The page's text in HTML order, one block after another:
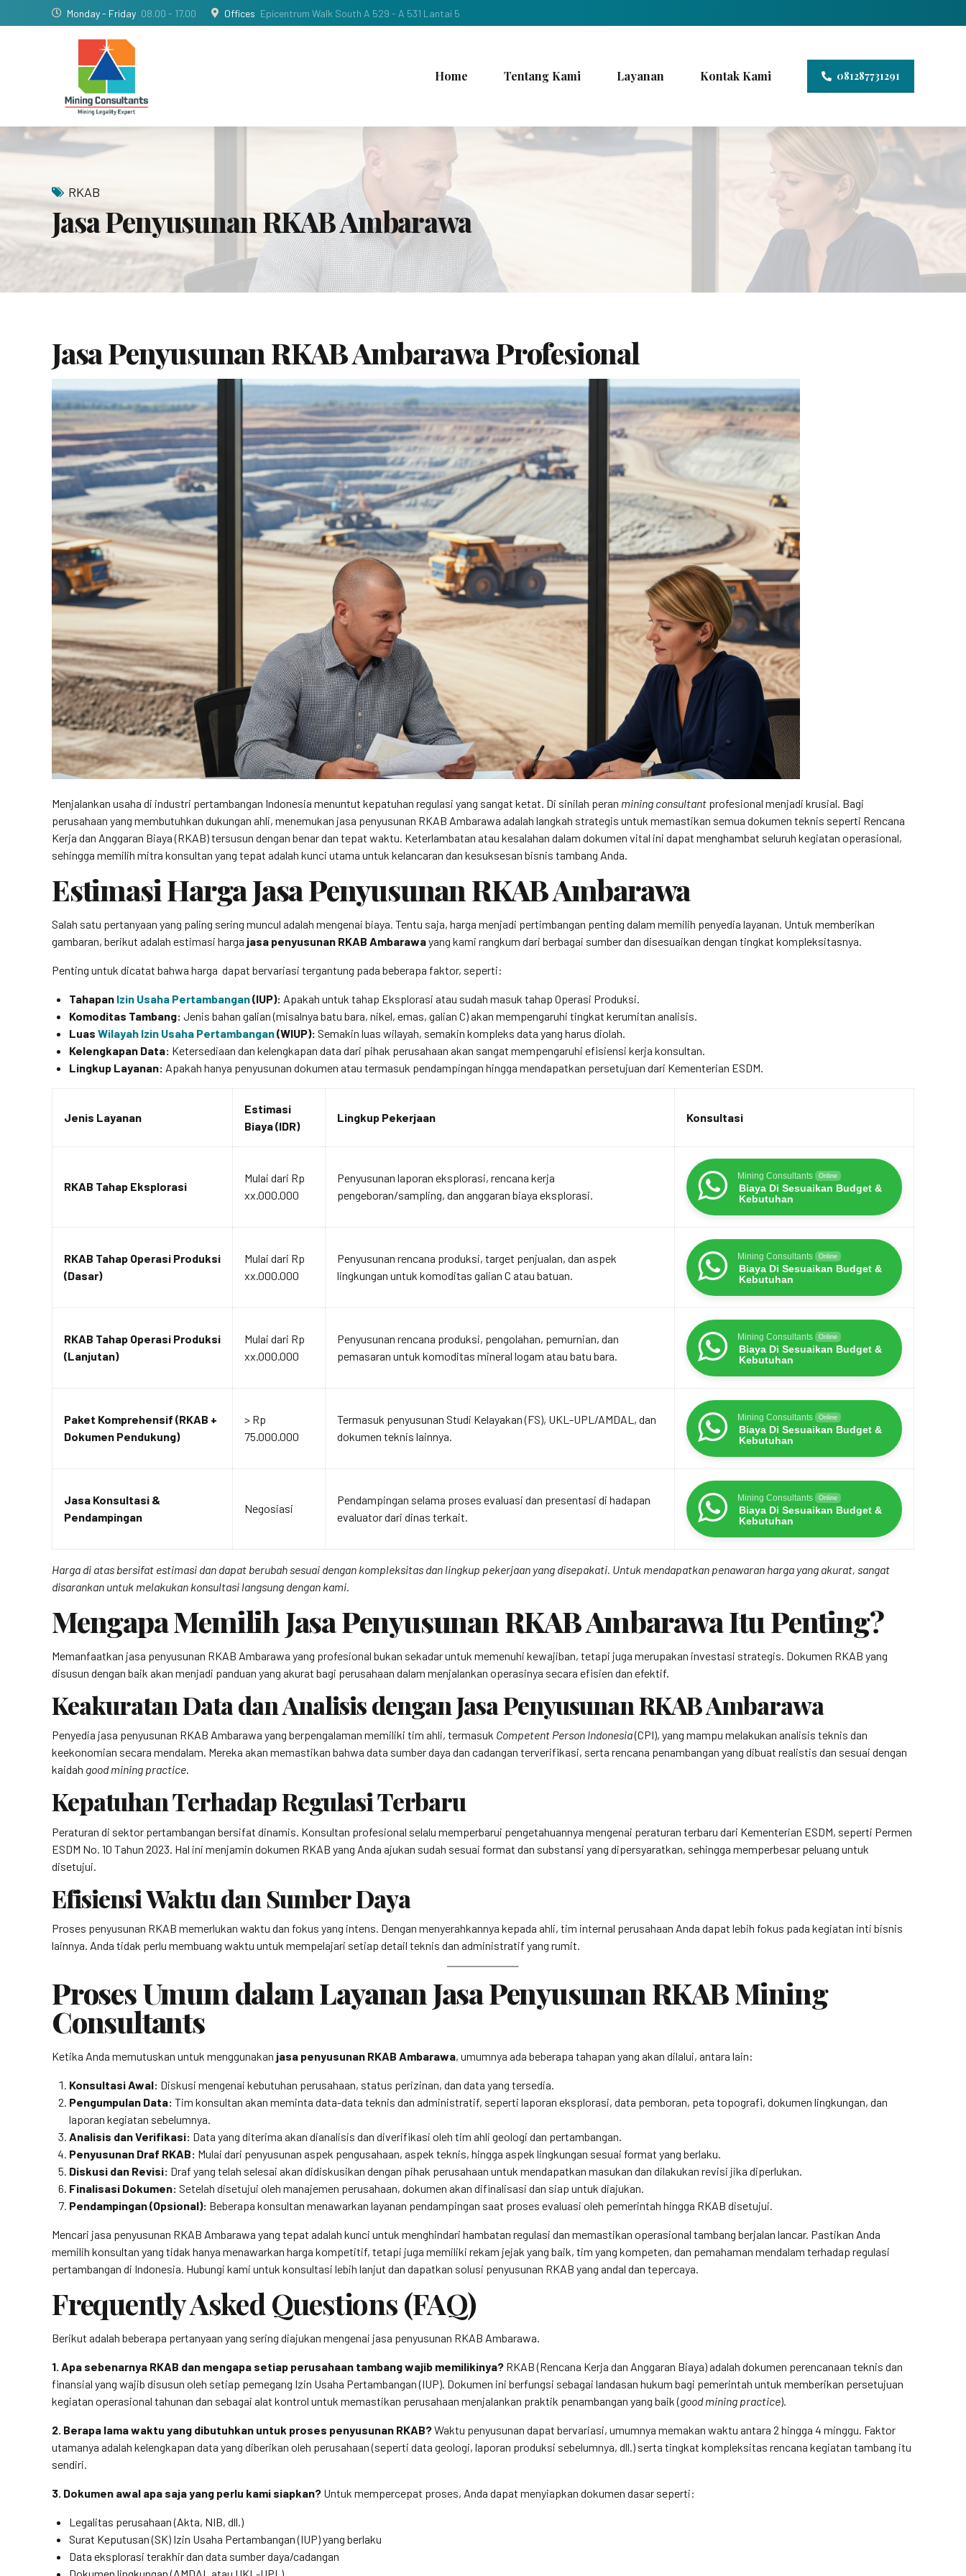
Monday - Friday 08.00 - 17.00 Offices Epicentrum Walk South A 529 - A 531 Lantai 5
081287731291
Home Tentang Kami Layanan Kontak Kami
RKAB
Jasa Penyusunan RKAB Ambarawa
Jasa Penyusunan RKAB Ambarawa Profesional
Menjalankan usaha di industri pertambangan Indonesia menuntut kepatuhan regulasi yang sangat ketat. Di sinilah peran mining consultant profesional menjadi krusial. Bagi
perusahaan yang membutuhkan dukungan ahli, menemukan jasa penyusunan RKAB Ambarawa adalah langkah strategis untuk memastikan semua dokumen teknis seperti Rencana
Kerja dan Anggaran Biaya (RKAB) tersusun dengan benar dan tepat waktu. Keterlambatan atau kesalahan dalam dokumen vital ini dapat menghambat seluruh kegiatan operasional,
sehingga memilih mitra konsultan yang tepat adalah kunci utama untuk kelancaran dan kesuksesan bisnis tambang Anda.
Estimasi Harga Jasa Penyusunan RKAB Ambarawa
Salah satu pertanyaan yang paling sering muncul adalah mengenai biaya. Tentu saja, harga menjadi pertimbangan penting dalam memilih penyedia layanan. Untuk memberikan
gambaran, berikut adalah estimasi harga jasa penyusunan RKAB Ambarawayang kami rangkum dari berbagai sumber dan disesuaikan dengan tingkat kompleksitasnya.
Penting untuk dicatat bahwa harga dapat bervariasi tergantung pada beberapa faktor, seperti:
Tahapan Izin Usaha Pertambangan(IUP): Apakah untuk tahap Eksplorasi atau sudah masuk tahap Operasi Produksi.
Komoditas Tambang: Jenis bahan galian (misalnya batu bara, nikel, emas, galian C) akan mempengaruhi tingkat kerumitan analisis.
Luas Wilayah Izin Usaha Pertambangan(WIUP): Semakin luas wilayah, semakin kompleks data yang harus diolah.
Kelengkapan Data: Ketersediaan dan kelengkapan data dari pihak perusahaan akan sangat mempengaruhi efisiensi kerja konsultan.
Lingkup Layanan: Apakah hanya penyusunan dokumen atau termasuk pendampingan hingga mendapatkan persetujuan dari Kementerian ESDM.
Jenis Layanan
Estimasi
Biaya (IDR)
Lingkup Pekerjaan Konsultasi
RKAB Tahap Eksplorasi
Mulai dari Rp
xx.000.000
Penyusunan laporan eksplorasi, rencana kerja
pengeboran/sampling, dan anggaran biaya eksplorasi.
Mining Consultants Online
Biaya Di Sesuaikan Budget &
Kebutuhan
RKAB Tahap Operasi Produksi
(Dasar)
Mulai dari Rp
xx.000.000
Penyusunan rencana produksi, target penjualan, dan aspek
lingkungan untuk komoditas galian C atau batuan.
Mining Consultants Online
Biaya Di Sesuaikan Budget &
Kebutuhan
RKAB Tahap Operasi Produksi
(Lanjutan)
Mulai dari Rp
xx.000.000
Penyusunan rencana produksi, pengolahan, pemurnian, dan
pemasaran untuk komoditas mineral logam atau batu bara.
Mining Consultants Online
Biaya Di Sesuaikan Budget &
Kebutuhan
Paket Komprehensif (RKAB +
Dokumen Pendukung)
> Rp
75.000.000
Termasuk penyusunan Studi Kelayakan (FS), UKL-UPL/AMDAL, dan
dokumen teknis lainnya.
Mining Consultants Online
Biaya Di Sesuaikan Budget &
Kebutuhan
Jasa Konsultasi &
Pendampingan
Negosiasi
Pendampingan selama proses evaluasi dan presentasi di hadapan
evaluator dari dinas terkait.
Mining Consultants Online
Biaya Di Sesuaikan Budget &
Kebutuhan
Harga di atas bersifat estimasi dan dapat berubah sesuai dengan kompleksitas dan lingkup pekerjaan yang disepakati. Untuk mendapatkan penawaran harga yang akurat, sangat
disarankan untuk melakukan konsultasi langsung dengan kami.
Mengapa Memilih Jasa Penyusunan RKAB Ambarawa Itu Penting?
Memanfaatkan jasa penyusunan RKAB Ambarawa yang profesional bukan sekadar untuk memenuhi kewajiban, tetapi juga merupakan investasi strategis. Dokumen RKAB yang
disusun dengan baik akan menjadi panduan yang akurat bagi perusahaan dalam menjalankan operasinya secara efisien dan efektif.
Keakuratan Data dan Analisis dengan Jasa Penyusunan RKAB Ambarawa
Penyedia jasa penyusunan RKAB Ambarawa yang berpengalaman memiliki tim ahli, termasuk Competent Person Indonesia(CPI), yang mampu melakukan analisis teknis dan
keekonomian secara mendalam. Mereka akan memastikan bahwa data sumber daya dan cadangan terverifikasi, serta rencana penambangan yang dibuat realistis dan sesuai dengan
kaidah good mining practice.
Kepatuhan Terhadap Regulasi Terbaru
Peraturan di sektor pertambangan bersifat dinamis. Konsultan profesional selalu memperbarui pengetahuannya mengenai peraturan terbaru dari Kementerian ESDM, seperti Permen
ESDM No. 10 Tahun 2023. Hal ini menjamin dokumen RKAB yang Anda ajukan sudah sesuai format dan substansi yang dipersyaratkan, sehingga memperbesar peluang untuk
disetujui.
Efisiensi Waktu dan Sumber Daya
Proses penyusunan RKAB memerlukan waktu dan fokus yang intens. Dengan menyerahkannya kepada ahli, tim internal perusahaan Anda dapat lebih fokus pada kegiatan inti bisnis
lainnya. Anda tidak perlu membuang waktu untuk mempelajari setiap detail teknis dan administratif yang rumit.
Proses Umum dalam Layanan Jasa Penyusunan RKAB Mining
Consultants
Ketika Anda memutuskan untuk menggunakan jasa penyusunan RKAB Ambarawa, umumnya ada beberapa tahapan yang akan dilalui, antara lain:
Konsultasi Awal: Diskusi mengenai kebutuhan perusahaan, status perizinan, dan data yang tersedia.
Pengumpulan Data: Tim konsultan akan meminta data-data teknis dan administratif, seperti laporan eksplorasi, data pemboran, peta topografi, dokumen lingkungan, dan
laporan kegiatan sebelumnya.
Analisis dan Verifikasi: Data yang diterima akan dianalisis dan diverifikasi oleh tim ahli geologi dan pertambangan.
Penyusunan Draf RKAB: Mulai dari penyusunan aspek pengusahaan, aspek teknis, hingga aspek lingkungan sesuai format yang berlaku.
Diskusi dan Revisi: Draf yang telah selesai akan didiskusikan dengan pihak perusahaan untuk mendapatkan masukan dan dilakukan revisi jika diperlukan.
Finalisasi Dokumen: Setelah disetujui oleh manajemen perusahaan, dokumen akan difinalisasi dan siap untuk diajukan.
Pendampingan (Opsional): Beberapa konsultan menawarkan layanan pendampingan saat proses evaluasi oleh pemerintah hingga RKAB disetujui.
Mencari jasa penyusunan RKAB Ambarawa yang tepat adalah kunci untuk menghindari hambatan regulasi dan memastikan operasional tambang berjalan lancar. Pastikan Anda
memilih konsultan yang tidak hanya menawarkan harga kompetitif, tetapi juga memiliki rekam jejak yang baik, tim yang kompeten, dan pemahaman mendalam terhadap regulasi
pertambangan di Indonesia. Hubungi kami untuk konsultasi lebih lanjut dan dapatkan solusi penyusunan RKAB yang andal dan tepercaya.
Frequently Asked Questions (FAQ)
Berikut adalah beberapa pertanyaan yang sering diajukan mengenai jasa penyusunan RKAB Ambarawa.
1. Apa sebenarnya RKAB dan mengapa setiap perusahaan tambang wajib memilikinya? RKAB (Rencana Kerja dan Anggaran Biaya) adalah dokumen perencanaan teknis dan
finansial yang wajib disusun oleh setiap pemegang Izin Usaha Pertambangan (IUP). Dokumen ini berfungsi sebagai landasan hukum bagi pemerintah untuk memberikan persetujuan
kegiatan operasional tahunan dan sebagai alat kontrol untuk memastikan perusahaan menjalankan praktik penambangan yang baik (good mining practice).
2. Berapa lama waktu yang dibutuhkan untuk proses penyusunan RKAB?Waktu penyusunan dapat bervariasi, umumnya memakan waktu antara 2 hingga 4 minggu. Faktor
utamanya adalah kelengkapan data yang diberikan oleh perusahaan (seperti data geologi, laporan produksi sebelumnya, dll.) serta tingkat kompleksitas rencana kegiatan tambang itu
sendiri.
3. Dokumen awal apa saja yang perlu kami siapkan? Untuk mempercepat proses, Anda dapat menyiapkan dokumen dasar seperti:
Legalitas perusahaan (Akta, NIB, dll.)
Surat Keputusan (SK) Izin Usaha Pertambangan (IUP) yang berlaku
Data eksplorasi terakhir dan data sumber daya/cadangan